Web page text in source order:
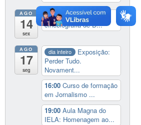
AGO
14
sex
14:00 Lançamento da
cinebiografia de D...
AGO
17
seg
dia inteiro
Exposição:
Perder Tudo.
Novament...
16:00Curso de formação
em Jornalismo ...
19:00Aula Magna do
IELA: Homenagem ao...